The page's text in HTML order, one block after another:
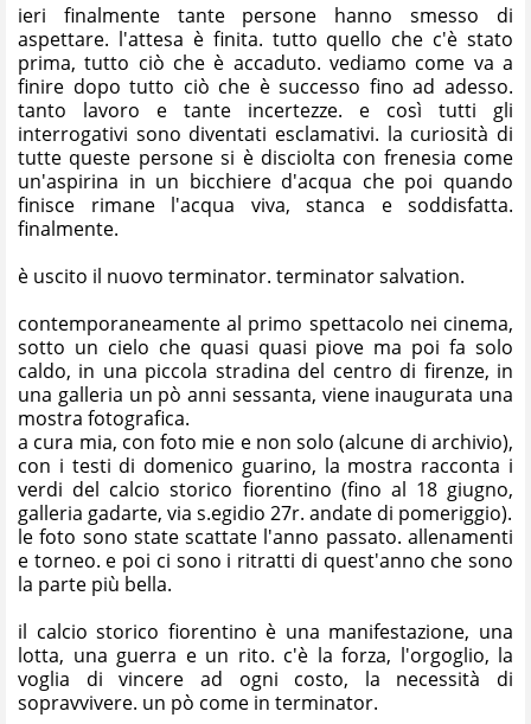
ieri finalmente tante persone hanno smesso di
aspettare. l'attesa è finita. tutto quello che c'è stato
prima, tutto ciò che è accaduto. vediamo come va a
finire dopo tutto ciò che è successo fino ad adesso.
tanto lavoro e tante incertezze. e così tutti gli
interrogativi sono diventati esclamativi. la curiosità di
tutte queste persone si è disciolta con frenesia come
un'aspirina in un bicchiere d'acqua che poi quando
finisce rimane l'acqua viva, stanca e soddisfatta.
finalmente.
è uscito il nuovo terminator. terminator salvation.
contemporaneamente al primo spettacolo nei cinema,
sotto un cielo che quasi quasi piove ma poi fa solo
caldo, in una piccola stradina del centro di firenze, in
una galleria un pò anni sessanta, viene inaugurata una
mostra fotografica.
a cura mia, con foto mie e non solo (alcune di archivio),
con i testi di domenico guarino, la mostra racconta i
verdi del calcio storico fiorentino (fino al 18 giugno,
galleria gadarte, via s.egidio 27r. andate di pomeriggio).
le foto sono state scattate l'anno passato. allenamenti
e torneo. e poi ci sono i ritratti di quest'anno che sono
la parte più bella.
il calcio storico fiorentino è una manifestazione, una
lotta, una guerra e un rito. c'è la forza, l'orgoglio, la
voglia di vincere ad ogni costo, la necessità di
sopravvivere. un pò come in terminator.